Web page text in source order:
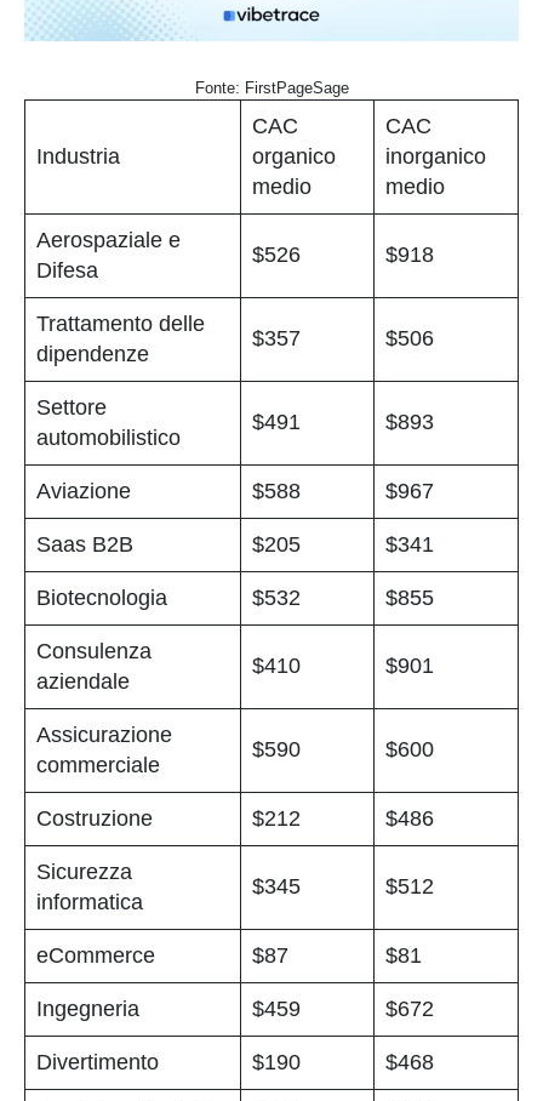
Fonte: FirstPageSage
Industria
CAC
organico
medio
CAC
inorganico
medio
Aerospaziale e
Difesa
$526 $918
Trattamento delle
dipendenze
$357 $506
Settore
automobilistico
$491 $893
Aviazione $588 $967
Saas B2B $205 $341
Biotecnologia $532 $855
Consulenza
aziendale
$410 $901
Assicurazione
commerciale
$590 $600
Costruzione $212 $486
Sicurezza
informatica
$345 $512
eCommerce $87 $81
Ingegneria $459 $672
Divertimento $190 $468